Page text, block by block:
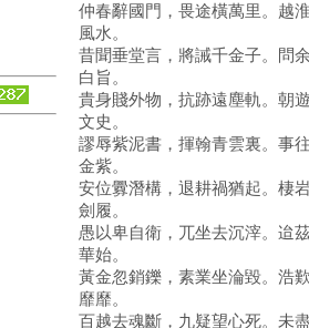
仲春辭國門，畏途橫萬里。越
風水。
昔聞垂堂言，將誡千金子。問
白旨。
貴身賤外物，抗跡遠塵軌。朝
文史。
謬辱紫泥書，揮翰青雲裏。事
金紫。
安位釁潛構，退耕禍猶起。棲
劍履。
愚以卑自衛，兀坐去沉滓。迨
華始。
黃金忽銷鑠，素業坐淪毀。浩
靡靡。
百越去魂斷，九疑望心死。未